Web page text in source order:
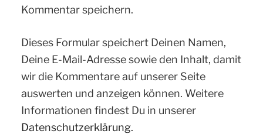
Kommentar speichern.
Dieses Formular speichert Deinen Namen,
Deine E-Mail-Adresse sowie den Inhalt, damit
wir die Kommentare auf unserer Seite
auswerten und anzeigen können. Weitere
Informationen findest Du in unserer
Datenschutzerklärung.